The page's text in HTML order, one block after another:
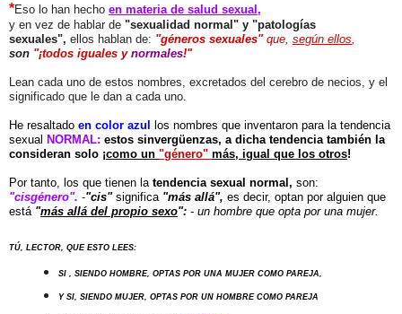
*Eso lo han hecho en materia de salud sexual ,
y en vez de hablar de "sexualidad normal" y "patologías
sexuales", ellos hablan de: "géneros sexuales" que, según ellos,
son "¡todos iguales y normales!"
Lean cada uno de estos nombres, excretados del cerebro de necios, y el
significado que le dan a cada uno.
He resaltado en color azul
los nombres que inventaron para la tendencia
sexual NORMAL: estos sinvergüenzas, a dicha tendencia también la
consideran solo ¡como un "género" más, igual que los otros!
Por tanto, los que tienen latendencia sexual normal, son:
"cisgénero". -"cis" significa "más allá", es decir, optan por alguien que
está "más allá del propio sexo": - un hombre que opta por una mujer.
TÚ, LECTOR, QUE ESTO LEES:
SI , SIENDO HOMBRE, OPTAS POR UNA MUJER COMO PAREJA,
Y SI, SIENDO MUJER, OPTAS POR UN HOMBRE COMO PAREJA